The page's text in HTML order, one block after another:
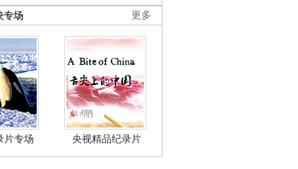
更多
专场
片专场 央视精品纪录片